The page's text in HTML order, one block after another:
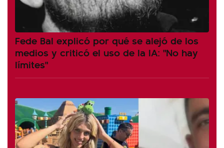
Fede Bal explicó por qué se alejó de los
medios y criticó el uso de la IA: "No hay
límites"